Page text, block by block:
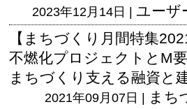
2023年12月14日 | ユーザ
【まちづくり月間特集
不燃化プロジェクトとM要
まちづくり支える融資と
2021年09月07日 | まち